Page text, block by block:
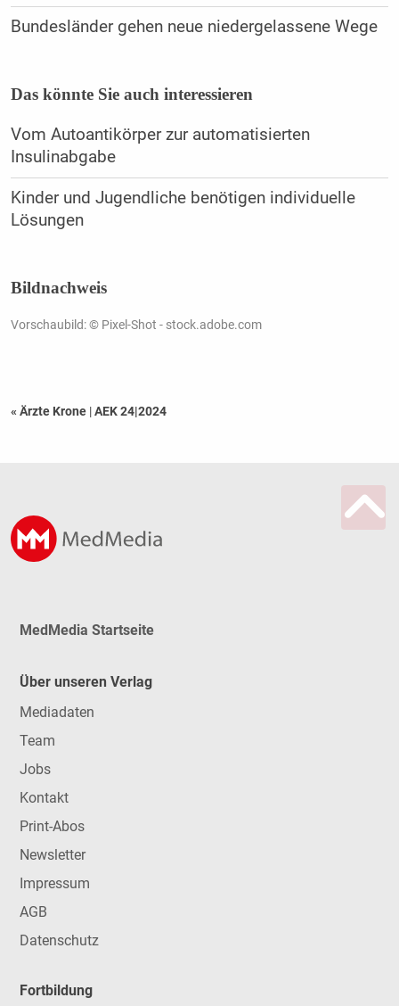
Bundesländer gehen neue niedergelassene Wege
Das könnte Sie auch interessieren
Vom Autoantikörper zur automatisierten
Insulinabgabe
Kinder und Jugendliche benötigen individuelle
Lösungen
Bildnachweis
Vorschaubild: © Pixel-Shot - stock.adobe.com
« Ärzte Krone |AEK 24|2024
MedMedia Startseite
Über unseren Verlag
Mediadaten
Team
Jobs
Kontakt
Print-Abos
Newsletter
Impressum
AGB
Datenschutz
Fortbildung